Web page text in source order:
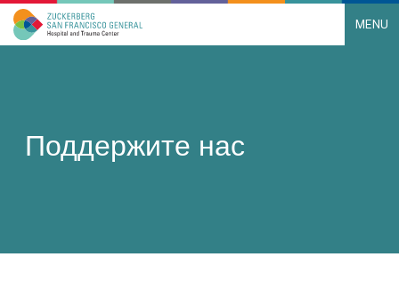
Main Navigation MENU
Поддержите нас